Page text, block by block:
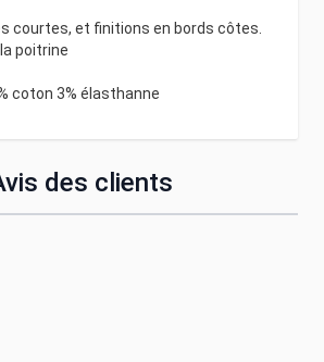
courtes, et finitions en bords côtes.
poitrine
coton 3% élasthanne
des clients